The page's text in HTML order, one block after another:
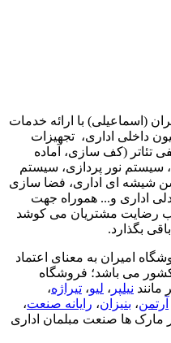
(اسماعیلی) با ارائه خدمات
داخلی اداری‌، تجهیزات
تئاتر (کف سازی، آماده
سیستم نور پردازی، سیستم
شیشه ای اداری، فضا سازی
اداری و... هموراه جهت
رضایت مشتریان می کوشد
بگذارد.
امیران به معنای اعتماد
کشور می باشد؛ فروشگاه
مانند نیلپر ، لیو، تیراژه،
آرتمن، بنیزان، رایانه صنعت،
مارک ها صنعت مبلمان اداری